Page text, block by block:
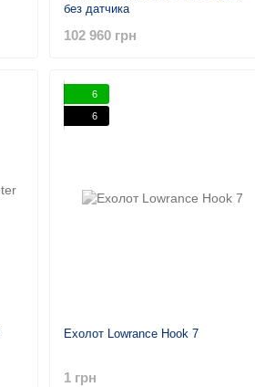
без датчика
102 960 грн
6
6
Ехолот Lowrance Hook 7
1 грн